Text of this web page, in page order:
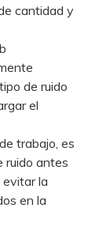
cantidad y
de ruido
el
trabajo, es
ruido antes
evitar la
en la